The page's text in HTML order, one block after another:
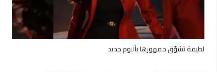
لطيفة تشوّق جمهورها بألبوم جديد